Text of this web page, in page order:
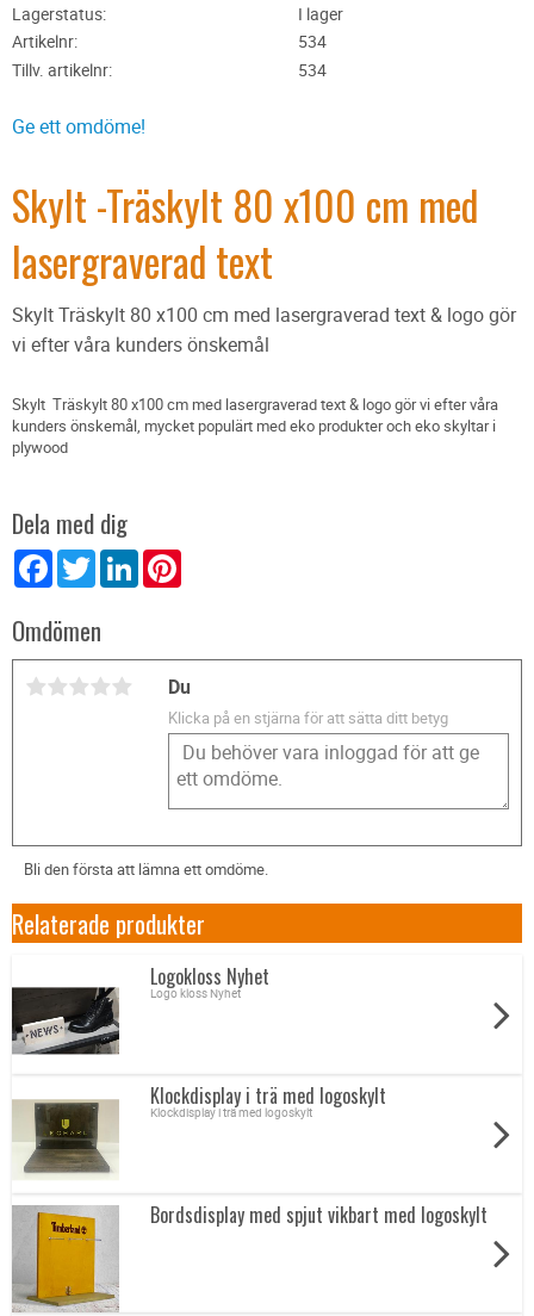
Lagerstatus
I lager
Artikelnr
534
Tillv. artikelnr
534
Ge ett omdöme!
Skylt -Träskylt 80 x100 cm med
lasergraverad text
Skylt Träskylt 80 x100 cm med lasergraverad text & logo gör
vi efter våra kunders önskemål
Skylt Träskylt 80 x100 cm med lasergraverad text & logo gör vi efter våra
kunders önskemål, mycket populärt med eko produkter och eko skyltar i
plywood
Dela med dig
FacebookTwitter LinkedIn
Omdömen
Du
Klicka på en stjärna för att sätta ditt betyg
Bli den första att lämna ett omdöme.
Relaterade produkter
Logokloss Nyhet
Logo kloss Nyhet
Klockdisplay i trä med logoskylt
Klockdisplay i trä med logoskylt
Bordsdisplay med spjut vikbart med logoskylt